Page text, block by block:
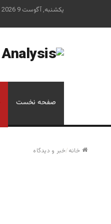
یکشنبه, آگوست 9 2026
صفحه نخست
خانه/خبر و دیدگاه